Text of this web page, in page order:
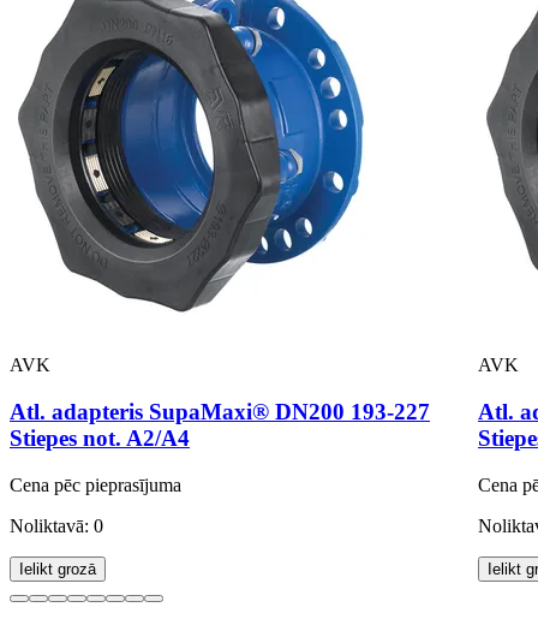
AVK
Atl. adapteris SupaMaxi® DN200 193-227
Stiepes not. A2/A4
Cena pēc pieprasījuma
Noliktavā: 0
Ielikt grozā
AVK
Atl.
Cena
Ielikt